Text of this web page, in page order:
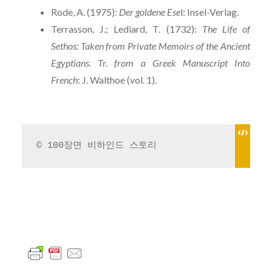
Rode, A. (1975): Der goldene Esel: Insel-Verlag.
Terrasson, J.; Lediard, T. (1732): The Life of
Sethos: Taken from Private Memoirs of the Ancient
Egyptians. Tr. from a Greek Manuscript Into
French: J. Walthoe (vol. 1).
© 100장면 비하인드 스토리